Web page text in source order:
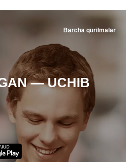
— UCHIB
Barcha qurilmalar